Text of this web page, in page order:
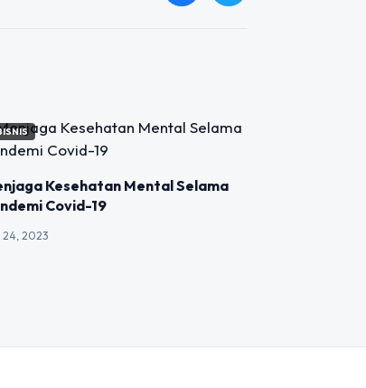
Kesehatan Mental Selama
Covid-19
24, 2023